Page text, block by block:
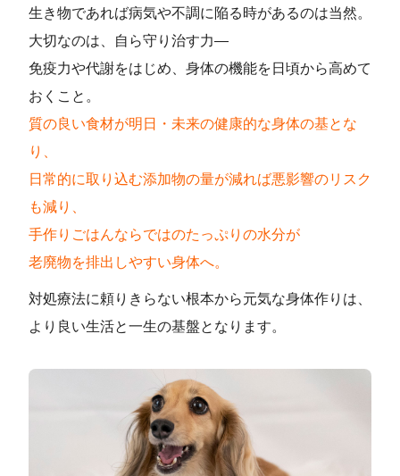
生き物であれば病気や不調に陥る時があるのは当然。
大切なのは、自ら守り治す力―
免疫力や代謝をはじめ、身体の機能を日頃から高めて
おくこと。
質の良い食材が明日・未来の健康的な身体の基とな
り、
日常的に取り込む添加物の量が減れば悪影響のリスク
も減り、
手作りごはんならではのたっぷりの水分が
老廃物を排出しやすい身体へ。
対処療法に頼りきらない根本から元気な身体作りは、
より良い生活と一生の基盤となります。